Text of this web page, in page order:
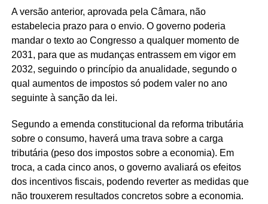
A versão anterior, aprovada pela Câmara, não
estabelecia prazo para o envio. O governo poderia
mandar o texto ao Congresso a qualquer momento de
2031, para que as mudanças entrassem em vigor em
2032, seguindo o princípio da anualidade, segundo o
qual aumentos de impostos só podem valer no ano
seguinte à sanção da lei.
Segundo a emenda constitucional da reforma tributária
sobre o consumo, haverá uma trava sobre a carga
tributária (peso dos impostos sobre a economia). Em
troca, a cada cinco anos, o governo avaliará os efeitos
dos incentivos fiscais, podendo reverter as medidas que
não trouxerem resultados concretos sobre a economia.